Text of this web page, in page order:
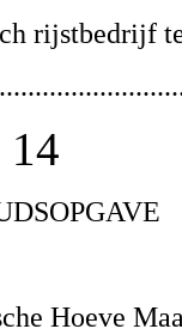
rijstbedrijf
14
Hoeve